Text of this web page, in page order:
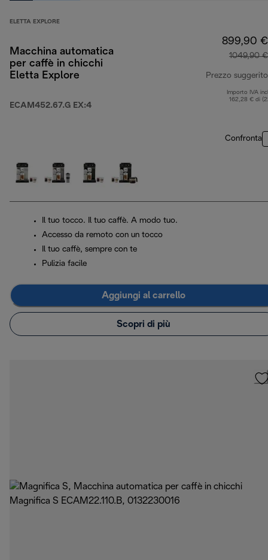
ELETTA EXPLORE
Macchina automatica
per caffè in chicchi
Eletta Explore
ECAM452.67.G EX:4
899,90 €
1049,90 €
Prezzo suggerito
Importo IVA
162,28 € di
Confronta
Il tuo tocco. Il tuo caffè. A modo tuo.
Accesso da remoto con un tocco
Il tuo caffè, sempre con te
Pulizia facile
Aggiungi al carrello
Scopri di più